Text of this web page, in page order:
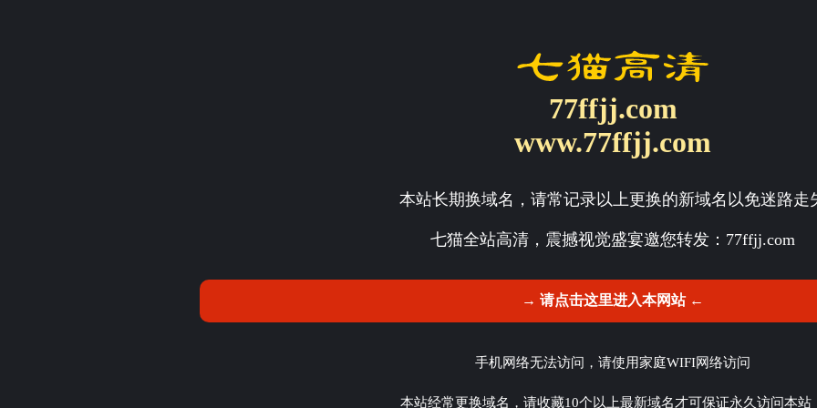
77ffjj.com
www.77ffjj.com
本站长期换域名，请常记录以上更换的新域名以免迷路走
七猫全站高清，震撼视觉盛宴邀您转发： 77ffjj.com
→ 请点击这里进入本网站 ←
手机网络无法访问，请使用家庭WIFI网络访问
本站经常更换域名，请收藏10个以上最新域名才可保证永久访问本站